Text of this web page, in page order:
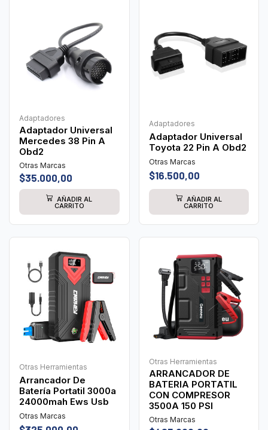
Adaptadores
Adaptador Universal
Mercedes 38 Pin A
Obd2
Otras Marcas
$35.000,00
AÑADIR AL
CARRITO
Adaptadores
Adaptador Universal
Toyota 22 Pin A Obd2
Otras Marcas
$16.500,00
AÑADIR AL
CARRITO
Otras Herramientas
Arrancador De
Batería Portatil 3000a
24000mah Ews Usb
Otras Marcas
Otras Herramientas
ARRANCADOR DE
BATERIA PORTATIL
CON COMPRESOR
3500A 150 PSI
Otras Marcas